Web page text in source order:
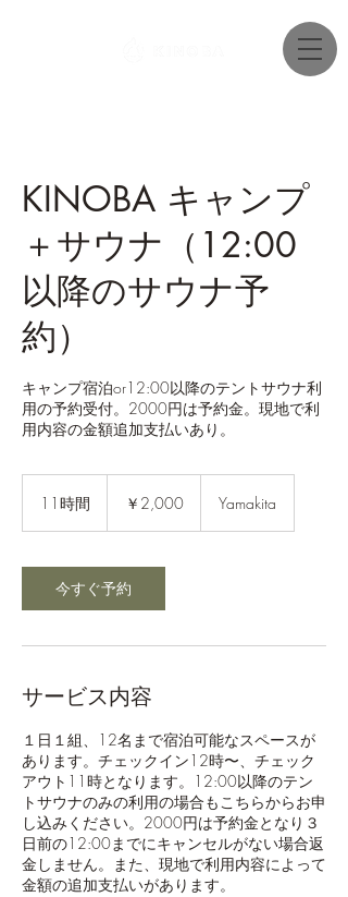
KINOBA キャンプ
＋サウナ（12:00
以降のサウナ予
約）
キャンプ宿泊or12:00以降のテントサウナ利
用の予約受付。2000円は予約金。現地で利
用内容の金額追加支払いあり。
11時間
間
￥2,000 Yamakita
今すぐ予約
サービス内容
１日１組、12名まで宿泊可能なスペースが
あります。チェックイン12時〜、チェック
アウト11時となります。12:00以降のテン
トサウナのみの利用の場合もこちらからお申
し込みください。2000円は予約金となり３
日前の12:00までにキャンセルがない場合返
金しません。また、現地で利用内容によって
金額の追加支払いがあります。